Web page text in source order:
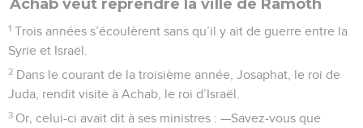
Achab veut reprendre la ville de Ramoth
1 Trois années s’écoulèrent sans qu’il y ait de guerre entre la
Syrie et Israël.
2 Dans le courant de la troisième année, Josaphat, le roi de
Juda, rendit visite à Achab, le roi d’Israël.
3 Or, celui-ci avait dit à ses ministres : —Savez-vous que